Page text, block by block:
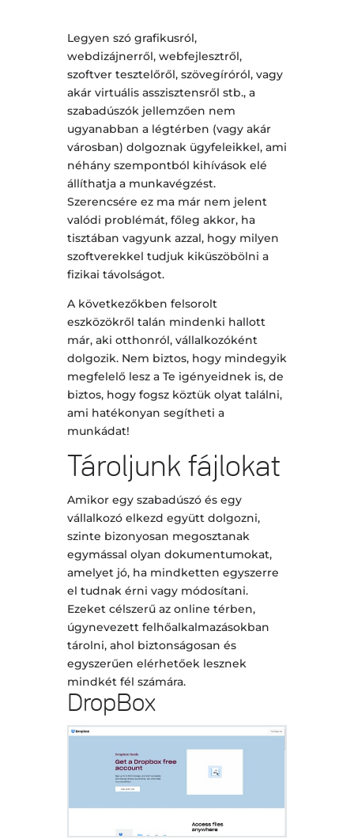
Legyen szó grafikusról,
webdizájnerről, webfejlesztről,
szoftver tesztelőről, szövegíróról, vagy
akár virtuális asszisztensről stb., a
szabadúszók jellemzően nem
ugyanabban a légtérben (vagy akár
városban) dolgoznak ügyfeleikkel, ami
néhány szempontból kihívások elé
állíthatja a munkavégzést.
Szerencsére ez ma már nem jelent
valódi problémát, főleg akkor, ha
tisztában vagyunk azzal, hogy milyen
szoftverekkel tudjuk kiküszöbölni a
fizikai távolságot.
A következőkben felsorolt
eszközökről talán mindenki hallott
már, aki otthonról, vállalkozóként
dolgozik. Nem biztos, hogy mindegyik
megfelelő lesz a Te igényeidnek is, de
biztos, hogy fogsz köztük olyat találni,
ami hatékonyan segítheti a
munkádat!
Tároljunk fájlokat
Amikor egy szabadúszó és egy
vállalkozó elkezd együtt dolgozni,
szinte bizonyosan megosztanak
egymással olyan dokumentumokat,
amelyet jó, ha mindketten egyszerre
el tudnak érni vagy módosítani.
Ezeket célszerű az online térben,
úgynevezett felhőalkalmazásokban
tárolni, ahol biztonságosan és
egyszerűen elérhetőek lesznek
mindkét fél számára.
DropBox